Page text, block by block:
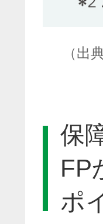
（出
保
FP
ポ